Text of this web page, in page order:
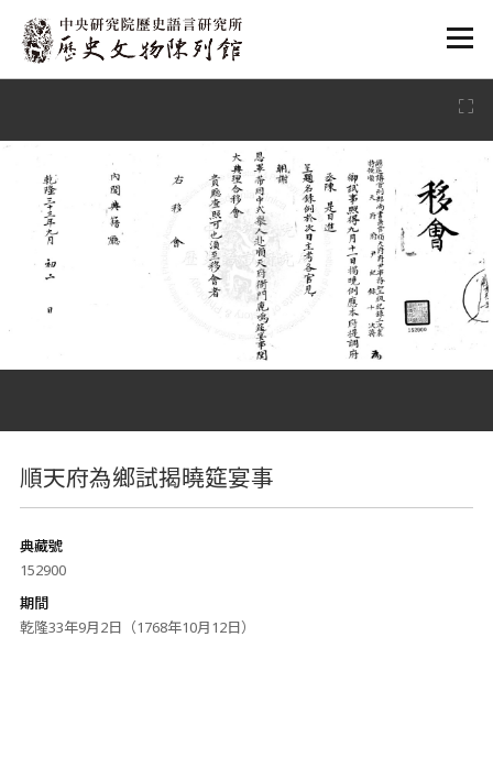
:::
順天府為鄉試揭曉筵宴事
典藏號
152900
期間
乾隆33年9月2日（1768年10月12日）